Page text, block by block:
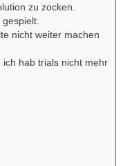
zu zocken.
nicht weiter machen
hab trials nicht mehr